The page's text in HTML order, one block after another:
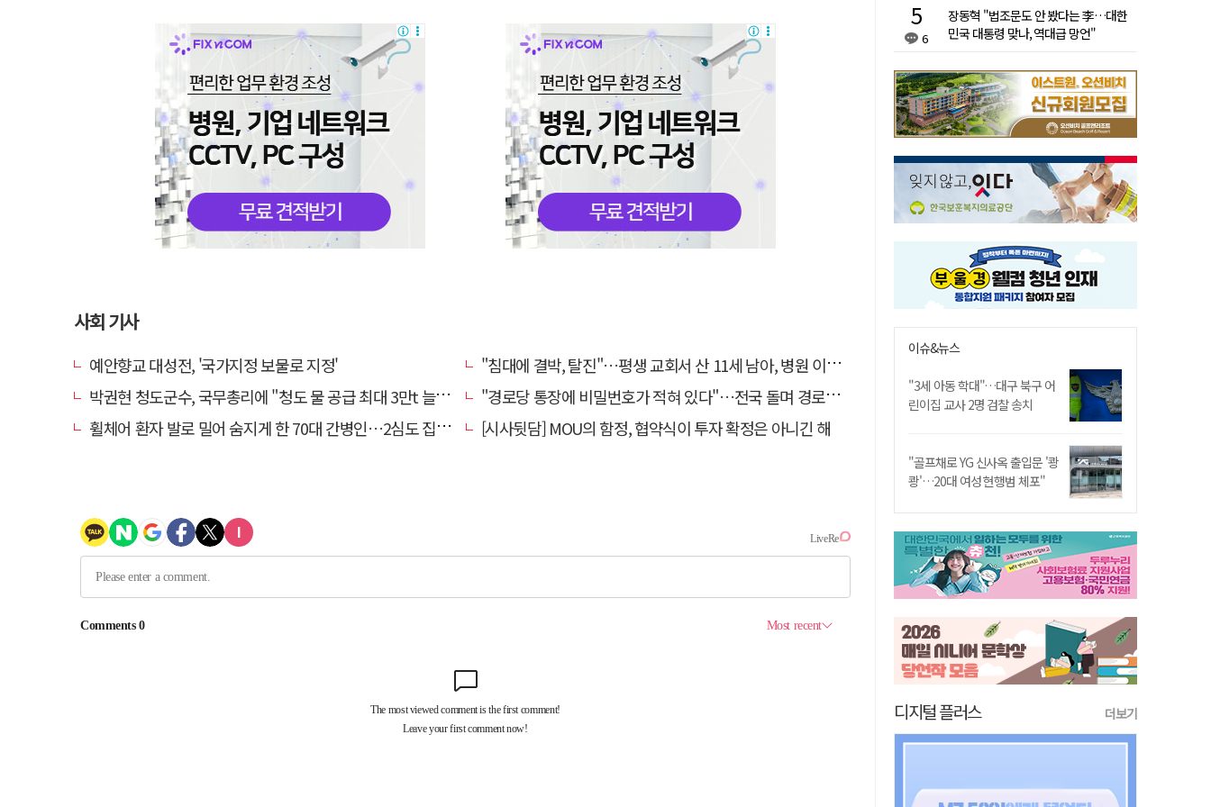
사회 기사
예안향교 대성전, '국가지정 보물로 지정'
"침대에 결박, 탈진"…평생 교회서 산 11세 남아, 병원 이송 끝 숨져
박권현 청도군수, 국무총리에 "청도 물 공급 최대 3만t 늘려달라"
"경로당 통장에 비밀번호가 적혀 있다"…전국 돌며 경로당 13곳 턴 30대 구속
휠체어 환자 발로 밀어 숨지게 한 70대 간병인…2심도 집행유예
[시사뒷담] MOU의 함정, 협약식이 투자 확정은 아니긴 해
6
장동혁 "법조문도 안 봤다는 李…대한
민국 대통령 맞나, 역대급 망언"
이슈&뉴스
"3세 아동 학대"…대구 북구 어
린이집 교사 2명 검찰 송치
"골프채로 YG 신사옥 출입문 '쾅
쾅'…20대 여성 현행범 체포"
디지털 플러스 더보기